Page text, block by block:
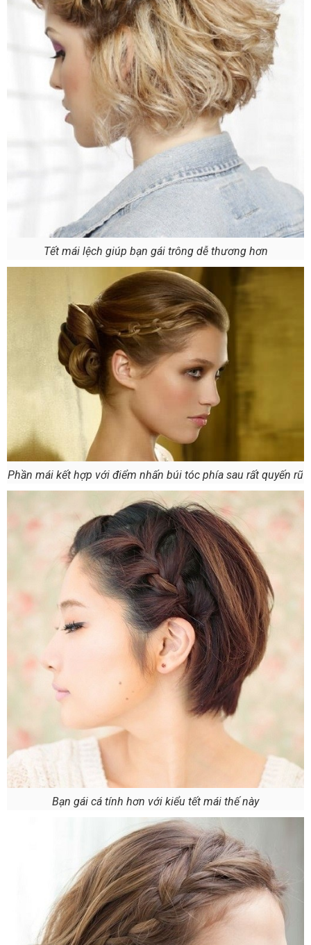
Tết mái lệch giúp bạn gái trông dễ thương hơn
Phần mái kết hợp với điểm nhấn búi tóc phía sau rất quyến rũ
Bạn gái cá tính hơn với kiểu tết mái thế này